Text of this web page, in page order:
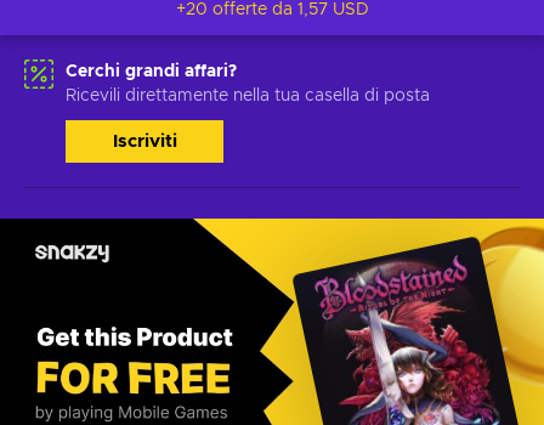
+20 offerte da 1,57 USD
Cerchi grandi affari?
Ricevili direttamente nella tua casella di posta
Iscriviti